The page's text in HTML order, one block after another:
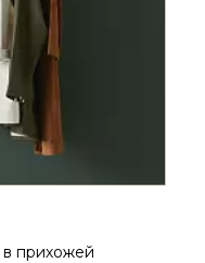
в прихожей